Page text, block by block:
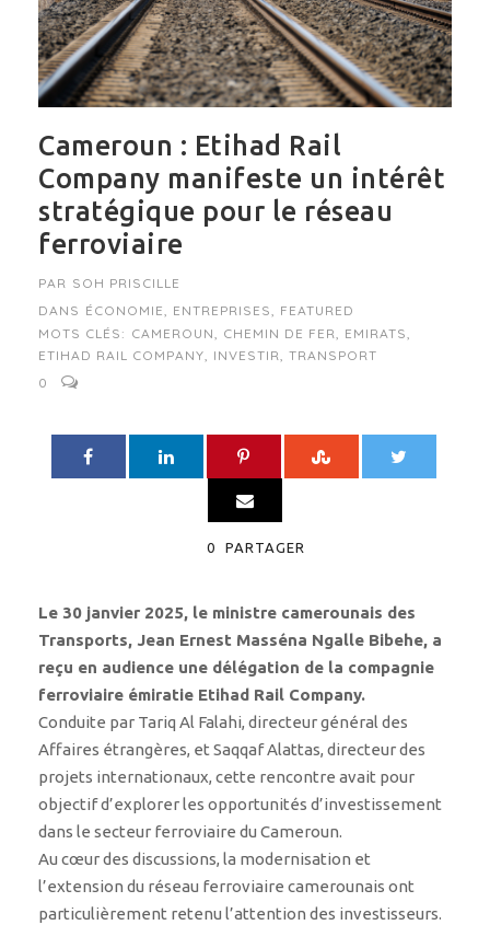
Cameroun : Etihad Rail
Company manifeste un intérêt
stratégique pour le réseau
ferroviaire
PAR SOH PRISCILLE
DANS ÉCONOMIE, ENTREPRISES, FEATURED
MOTS CLÉS: CAMEROUN, CHEMIN DE FER, EMIRATS,
ETIHAD RAIL COMPANY, INVESTIR, TRANSPORT
0
0 PARTAGER
Le 30 janvier 2025, le ministre camerounais des
Transports, Jean Ernest Masséna Ngalle Bibehe, a
reçu en audience une délégation de la compagnie
ferroviaire émiratie Etihad Rail Company.
Conduite par Tariq Al Falahi, directeur général des
Affaires étrangères, et Saqqaf Alattas, directeur des
projets internationaux, cette rencontre avait pour
objectif d’explorer les opportunités d’investissement
dans le secteur ferroviaire du Cameroun.
Au cœur des discussions, la modernisation et
l’extension du réseau ferroviaire camerounais ont
particulièrement retenu l’attention des investisseurs.